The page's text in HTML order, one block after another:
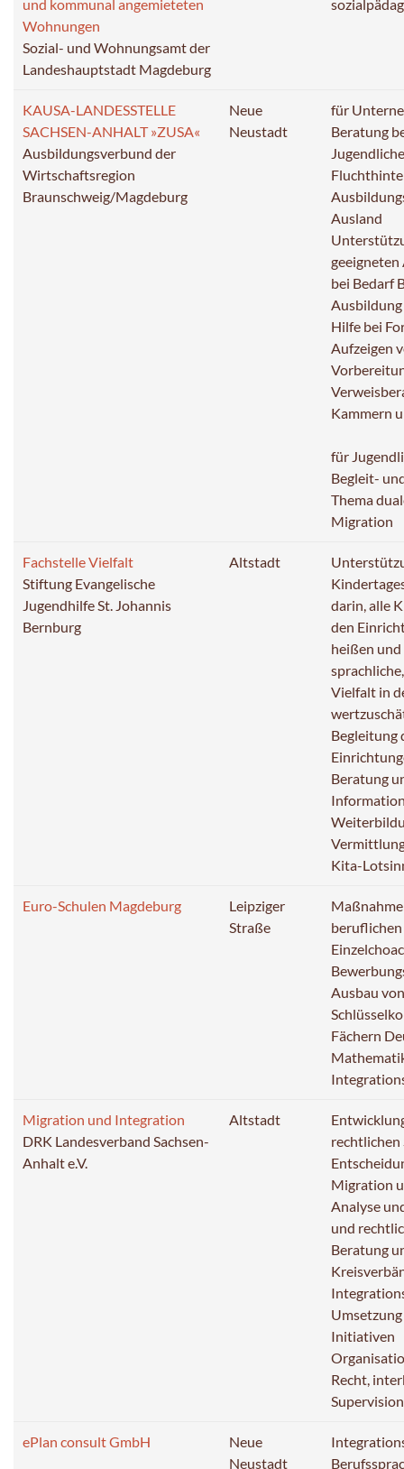
und kommunal angemieteten
Wohnungen
Sozial- und Wohnungsamt der
Landeshauptstadt Magdeburg
KAUSA-LANDESSTELLE
SACHSEN-ANHALT »ZUSA«
Ausbildungsverbund der
Wirtschaftsregion
Braunschweig/Magdeburg
Neue
Neustadt
für
Beratung
Ausland
bei Bedarf
Ausbildung
Hilfe bei
Aufzeigen
Kammern
für
Begleit-
Thema
Migration
Fachstelle Vielfalt
Stiftung Evangelische
Jugendhilfe St. Johannis
Bernburg
Altstadt
darin, alle
den
heißen
Vielfalt in
Begleitung
Beratung
Kita-
Euro-Schulen Magdeburg
Leipziger
Straße
Ausbau
Fächern
Migration und Integration
DRK Landesverband Sachsen-
Anhalt e.V.
Altstadt
rechtlichen
Migration
Analyse
und
Beratung
Initiativen
Recht,
ePlan consult GmbH
Neue
Neustadt